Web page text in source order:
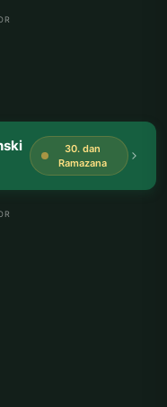
30. dan
Ramazana